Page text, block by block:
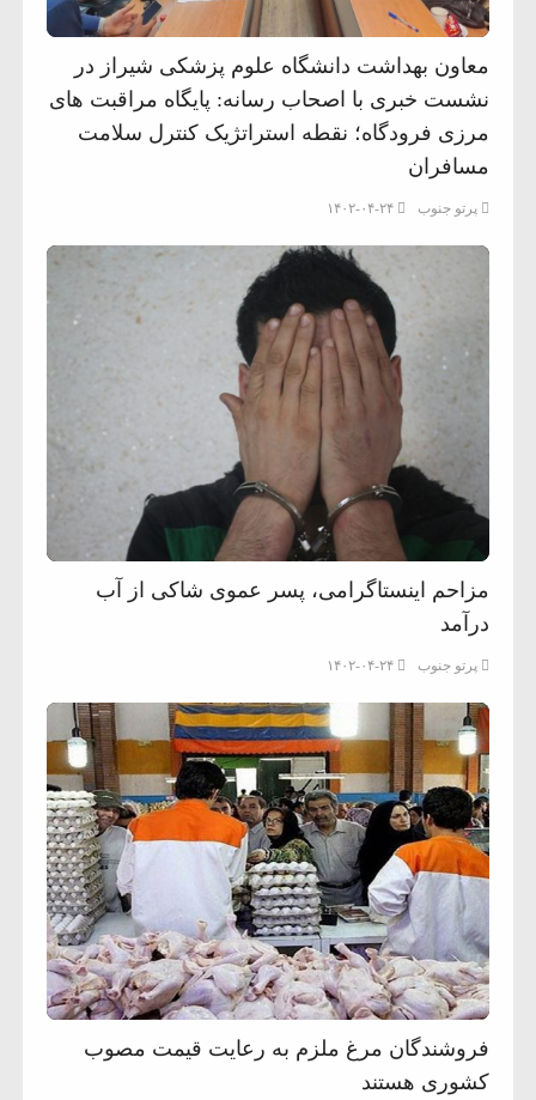
معاون بهداشت دانشگاه علوم پزشکی شیراز در
نشست خبری با اصحاب رسانه: پایگاه مراقبت های
مرزی فرودگاه؛ نقطه استراتژیک کنترل سلامت
مسافران
پرتو جنوب ۱۴۰۲-۰۴-۲۴
مزاحم اینستاگرامی، پسر عموی شاکی از آب
درآمد
پرتو جنوب ۱۴۰۲-۰۴-۲۴
فروشندگان مرغ ملزم به رعایت قیمت مصوب
کشوری هستند